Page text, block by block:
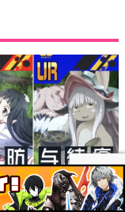
ティギア』コラボ限定